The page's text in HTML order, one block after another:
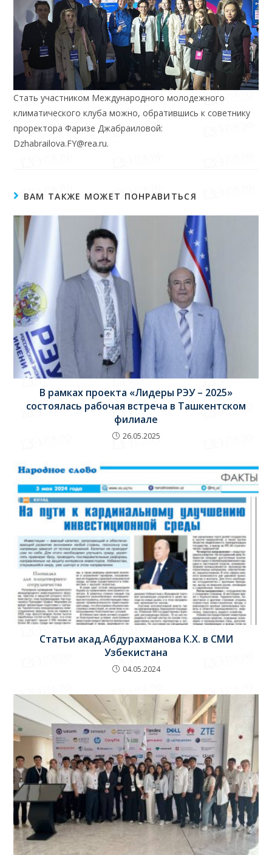
Стать участником Международного молодежного
климатического клуба можно, обратившись к советнику
проректора Фаризе Джабраиловой:
Dzhabrailova.FY@rea.ru.
ВАМ ТАКЖЕ МОЖЕТ ПОНРАВИТЬСЯ
В рамках проекта «Лидеры РЭУ – 2025»
состоялась рабочая встреча в Ташкентском
филиале
26.05.2025
Статьи акад.Абдурахманова К.Х. в СМИ
Узбекистана
04.05.2024